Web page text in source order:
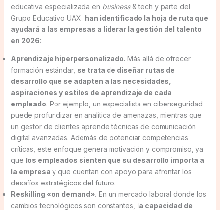
educativa especializada en business & tech y parte del
Grupo Educativo UAX, han identificado la hoja de ruta que
ayudará a las empresas a liderar la gestión del talento
en 2026:
Aprendizaje hiperpersonalizado. Más allá de ofrecer
formación estándar, se trata de diseñar rutas de
desarrollo que se adapten a las necesidades,
aspiraciones y estilos de aprendizaje de cada
empleado. Por ejemplo, un especialista en ciberseguridad
puede profundizar en analítica de amenazas, mientras que
un gestor de clientes aprende técnicas de comunicación
digital avanzadas. Además de potenciar competencias
críticas, este enfoque genera motivación y compromiso, ya
que los empleados sienten que su desarrollo importa a
la empresa y que cuentan con apoyo para afrontar los
desafíos estratégicos del futuro.
Reskilling «on demand». En un mercado laboral donde los
cambios tecnológicos son constantes, la capacidad de